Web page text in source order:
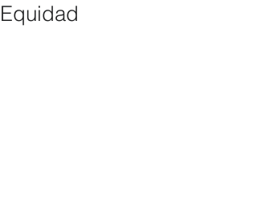
Equidad